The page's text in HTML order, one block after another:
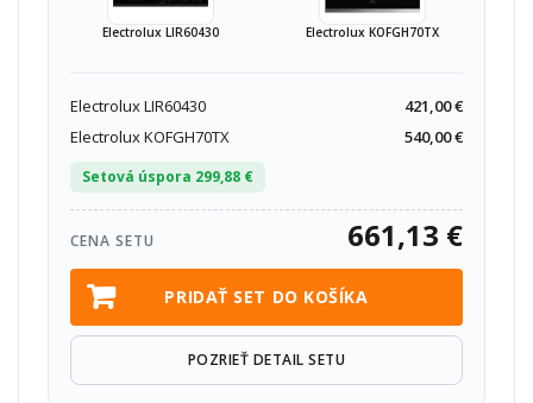
Electrolux LIR60430 Electrolux KOFGH70TX
Electrolux LIR60430
421,00 €
Electrolux KOFGH70TX
540,00 €
Setová úspora 299,88 €
CENA SETU 661,13 €
PRIDAŤ SET DO KOŠÍKA
POZRIEŤ DETAIL SETU